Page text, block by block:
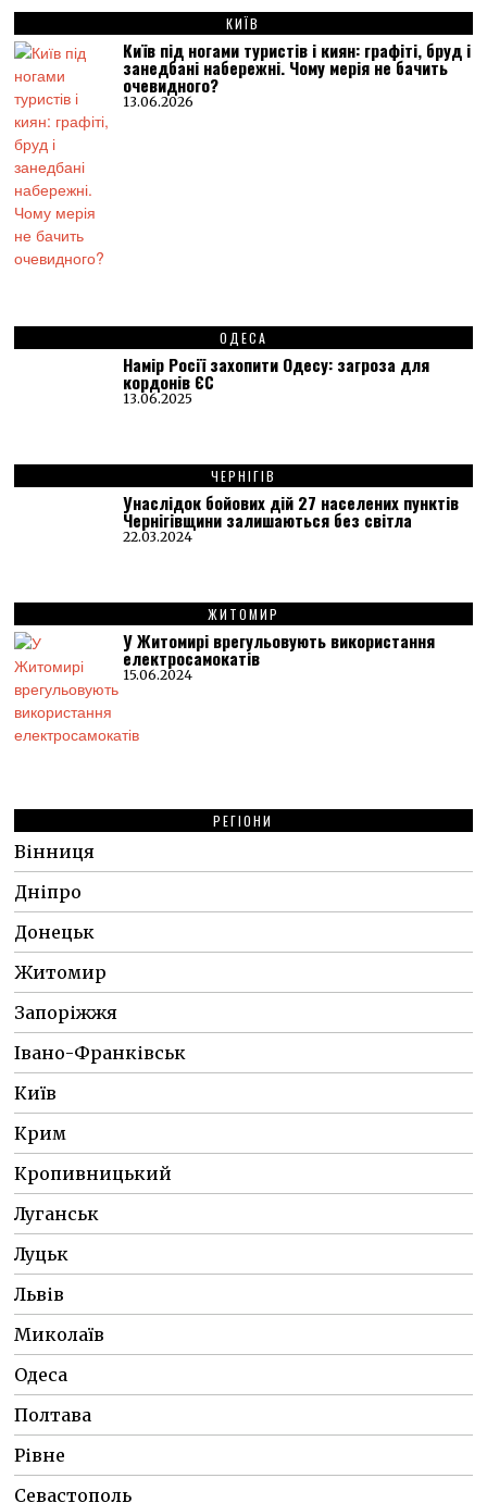
КИЇВ
Київ під ногами туристів і киян: графіті, бруд і
занедбані набережні. Чому мерія не бачить
очевидного?
13.06.2026
ОДЕСА
Намір Росії захопити Одесу: загроза для
кордонів ЄС
13.06.2025
ЧЕРНІГІВ
Унаслідок бойових дій 27 населених пунктів
Чернігівщини залишаються без світла
22.03.2024
ЖИТОМИР
У Житомирі врегульовують використання
електросамокатів
15.06.2024
РЕГІОНИ
Вінниця
Дніпро
Донецьк
Житомир
Запоріжжя
Івано-Франківськ
Київ
Крим
Кропивницький
Луганськ
Луцьк
Львів
Миколаїв
Одеса
Полтава
Рівне
Севастополь